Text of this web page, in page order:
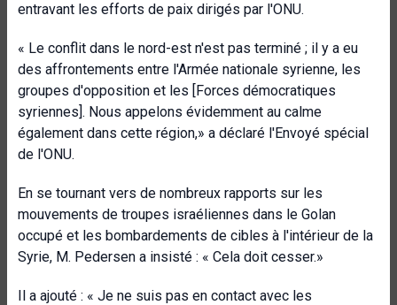
entravant les efforts de paix dirigés par l'ONU.
« Le conflit dans le nord-est n'est pas terminé ; il y a eu
des affrontements entre l'Armée nationale syrienne, les
groupes d'opposition et les [Forces démocratiques
syriennes]. Nous appelons évidemment au calme
également dans cette région,» a déclaré l'Envoyé spécial
de l'ONU.
En se tournant vers de nombreux rapports sur les
mouvements de troupes israéliennes dans le Golan
occupé et les bombardements de cibles à l'intérieur de la
Syrie, M. Pedersen a insisté : « Cela doit cesser.»
Il a ajouté : « Je ne suis pas en contact avec les